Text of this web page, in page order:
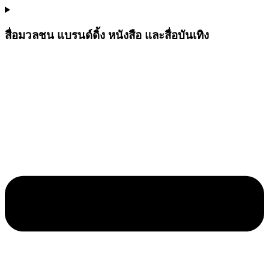
สื่อมวลชน แบรนด์ดิ้ง หนังสือ และสื่อบันเทิง